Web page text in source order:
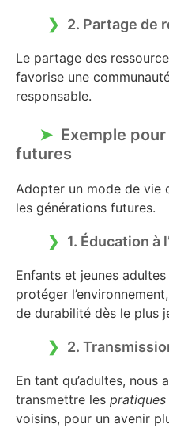
2. Partage de
Le partage des
favorise une
responsable.
Exemple
futures
Adopter un mode de vie
les générations futures.
1. Éducation à
Enfants et jeunes
protéger
de durabilité dès le plus
2.
En tant qu’adultes, nous
transmettre les
voisins, pour un avenir